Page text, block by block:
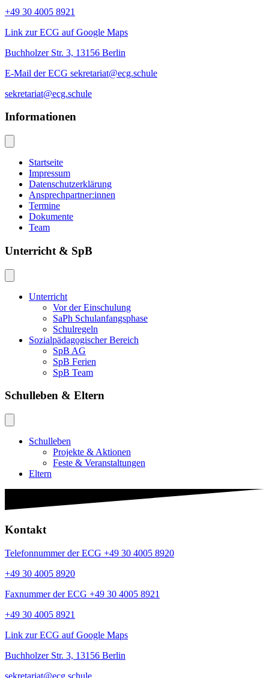
+49 30 4005 8921
Link zur ECG auf Google Maps
Buchholzer Str. 3, 13156 Berlin
E-Mail der ECG sekretariat@ecg.schule
sekretariat@ecg.schule
Informationen
Startseite
Impressum
Datenschutzerklärung
Ansprechpartner:innen
Termine
Dokumente
Team
Unterricht & SpB
Unterricht
Vor der Einschulung
SaPh Schulanfangsphase
Schulregeln
Sozialpädagogischer Bereich
SpB AG
SpB Ferien
SpB Team
Schulleben & Eltern
Schulleben
Projekte & Aktionen
Feste & Veranstaltungen
Eltern
Kontakt
Telefonnummer der ECG +49 30 4005 8920
+49 30 4005 8920
Faxnummer der ECG +49 30 4005 8921
+49 30 4005 8921
Link zur ECG auf Google Maps
Buchholzer Str. 3, 13156 Berlin